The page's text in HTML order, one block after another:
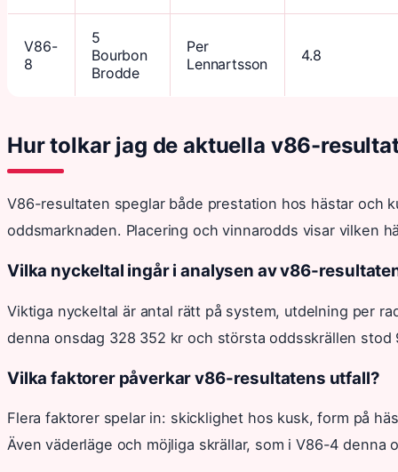
V86-
8
5
Bourbon
Brodde
Per
Lennartsson
4.8
Hur tolkar jag de aktuella v86-
V86-resultaten speglar både prestation hos hästar och
oddsmarknaden. Placering och vinnarodds visar vilken
Vilka nyckeltal ingår i analysen av v86-
Viktiga nyckeltal är antal rätt på system, utdelning per
denna onsdag 328 352 kr och största oddsskrällen stod
Vilka faktorer påverkar v86-resultatens utfall?
Flera faktorer spelar in: skicklighet hos kusk, form på
Även väderläge och möjliga skrällar, som i V86-4 denna